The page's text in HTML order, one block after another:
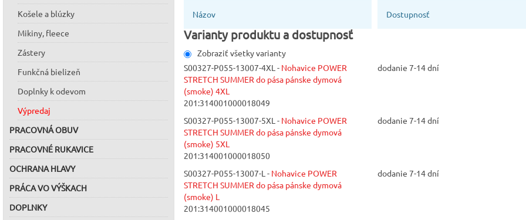
Košele a blúzky
Mikiny, fleece
Zástery
Funkčná bielizeň
Doplnky k odevom
Výpredaj
PRACOVNÁ OBUV
PRACOVNÉ RUKAVICE
OCHRANA HLAVY
PRÁCA VO VÝŠKACH
DOPLNKY
na
Názov Dostupnosť
Varianty produktu a dostupnosť
Zobraziť všetky varianty
S00327-P055-13007-4XL - Nohavice POWER
STRETCH SUMMER do pása pánske dymová
(smoke) 4XL
201:314001000018049
dodanie 7-14 dní
S00327-P055-13007-5XL - Nohavice POWER
STRETCH SUMMER do pása pánske dymová
(smoke) 5XL
201:314001000018050
dodanie 7-14 dní
S00327-P055-13007-L - Nohavice POWER
STRETCH SUMMER do pása pánske dymová
(smoke) L
201:314001000018045
dodanie 7-14 dní